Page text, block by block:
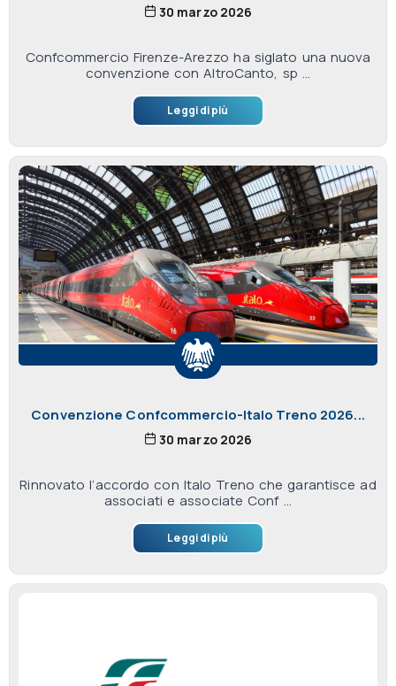
30 marzo 2026
Confcommercio Firenze-Arezzo ha siglato una nuova
convenzione con AltroCanto, sp ...
Leggi di più
Convenzione Confcommercio-Italo Treno 2026...
30 marzo 2026
Rinnovato l’accordo con Italo Treno che garantisce ad
associati e associate Conf ...
Leggi di più